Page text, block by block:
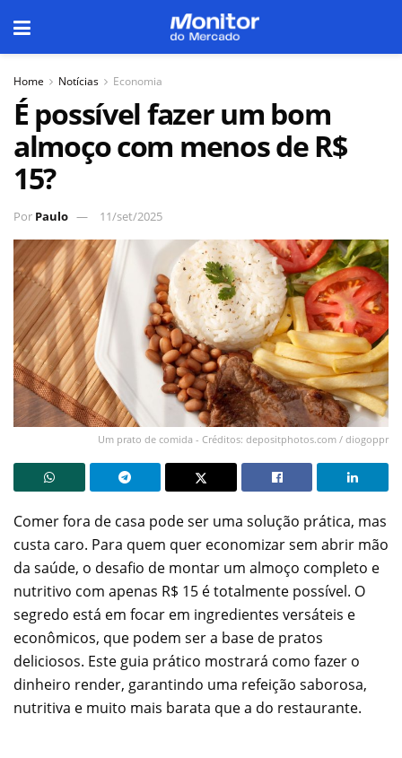
Home Notícias Economia
É possível fazer um bom
almoço com menos de R$
15?
Por Paulo 11/set/2025
Um prato de comida - Créditos: depositphotos.com / diogoppr
Comer fora de casa pode ser uma solução prática, mas
custa caro. Para quem quer economizar sem abrir mão
da saúde, o desafio de montar um almoço completo e
nutritivo com apenas R$ 15 é totalmente possível. O
segredo está em focar em ingredientes versáteis e
econômicos, que podem ser a base de pratos
deliciosos. Este guia prático mostrará como fazer o
dinheiro render, garantindo uma refeição saborosa,
nutritiva e muito mais barata que a do restaurante.